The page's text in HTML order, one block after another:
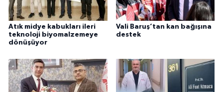
Atık midye kabukları ileri
teknoloji biyomalzemeye
dönüşüyor
Vali Baruş’tan kan bağışına
destek